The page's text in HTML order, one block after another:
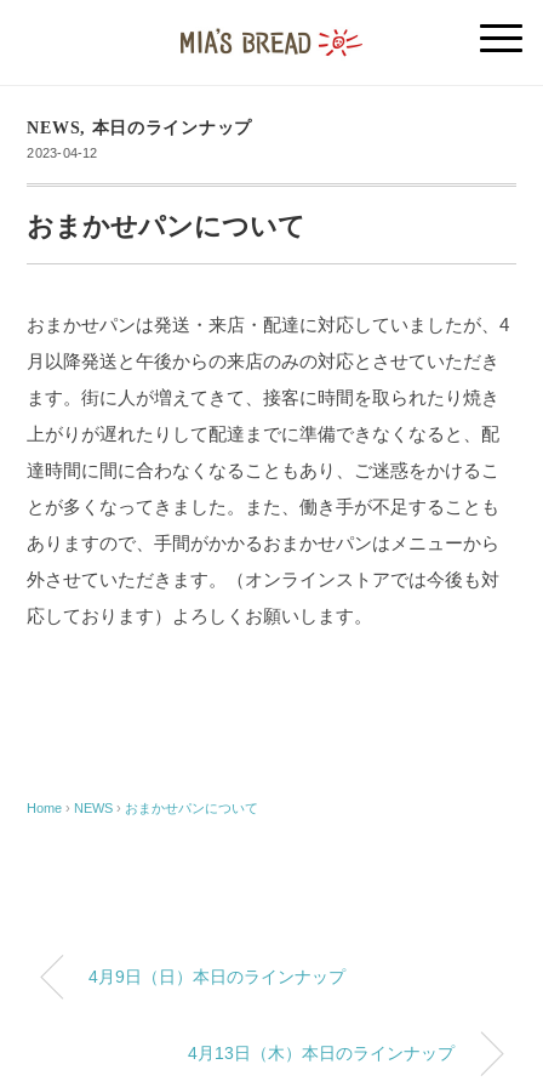
NEWS, 本日のラインナップ
2023-04-12
おまかせパンについて
おまかせパンは発送・来店・配達に対応していましたが、4
月以降発送と午後からの来店のみの対応とさせていただき
ます。街に人が増えてきて、接客に時間を取られたり焼き
上がりが遅れたりして配達までに準備できなくなると、配
達時間に間に合わなくなることもあり、ご迷惑をかけるこ
とが多くなってきました。
また、働き手が不足することも
ありますので、手間がかかるおまかせパンはメニューから
外させていただきます。（オンラインストアでは今後も対
応しております） よろしくお願いします。
Home › NEWS › おまかせパンについて
4月9日（日）本日のラインナップ
4月13日（木）本日のラインナップ